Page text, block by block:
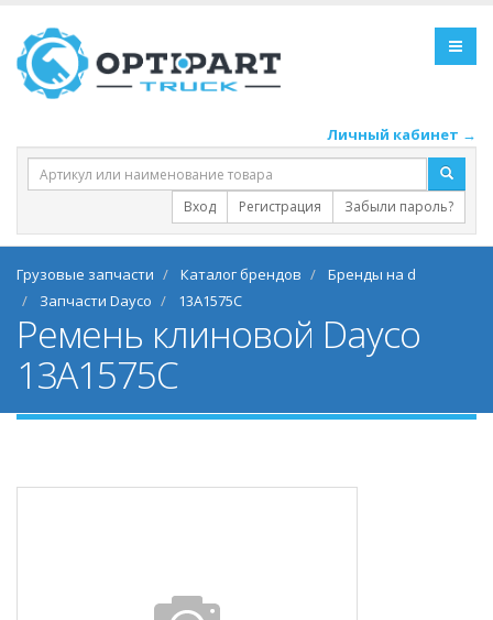
Личный кабинет →
Вход Регистрация Забыли пароль?
Грузовые запчасти Каталог брендов
Бренды на d
Запчасти Dayco
13A1575C
Ремень клиновой Dayco
13A1575C